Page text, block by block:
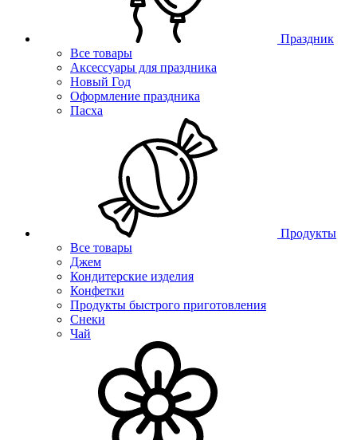
Праздник
Все товары
Аксессуары для праздника
Новый Год
Оформление праздника
Пасха
Продукты
Все товары
Джем
Кондитерские изделия
Конфетки
Продукты быстрого приготовления
Снеки
Чай